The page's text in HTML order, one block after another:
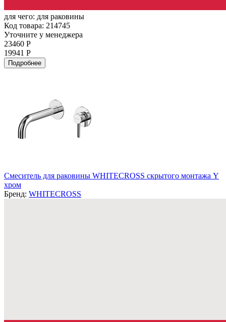
для чего: для раковины
Код товара: 214745
Уточните у менеджера
23460 Р
19941 Р
Подробнее
Смеситель для раковины WHITECROSS скрытого монтажа Y
хром
Бренд: WHITECROSS